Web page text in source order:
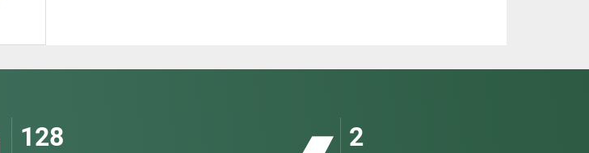
128 2